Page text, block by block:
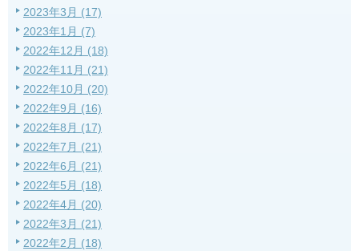
2023年3月 (17)
2023年1月 (7)
2022年12月 (18)
2022年11月 (21)
2022年10月 (20)
2022年9月 (16)
2022年8月 (17)
2022年7月 (21)
2022年6月 (21)
2022年5月 (18)
2022年4月 (20)
2022年3月 (21)
2022年2月 (18)